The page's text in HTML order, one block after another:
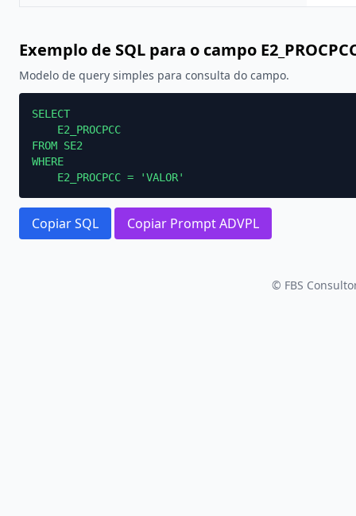
Exemplo de SQL para o campo
Modelo de query simples para consulta do campo.
SELECT
    E2_PROCPCC
FROM SE2
WHERE
    E2_PROCPCC = 'VALOR'
Copiar SQL Copiar Prompt ADVPL
© FBS